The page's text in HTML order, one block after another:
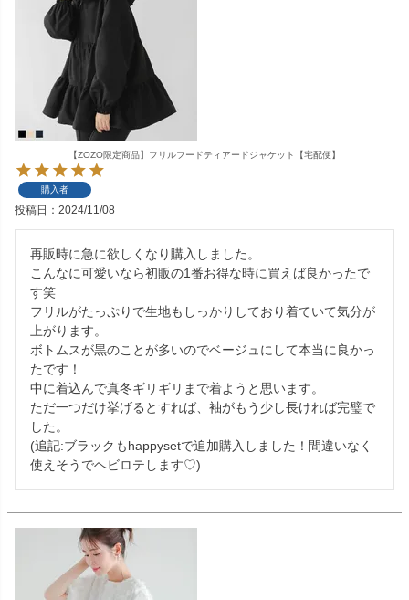
【ZOZO限定商品】フリルフードティアードジャケット【宅配便】
購入者
投稿日 2024/11/08
再販時に急に欲しくなり購入しました。
こんなに可愛いなら初販の1番お得な時に買えば良かったで
す笑
フリルがたっぷりで生地もしっかりしており着ていて気分が
上がります。
ボトムスが黒のことが多いのでベージュにして本当に良かっ
たです！
中に着込んで真冬ギリギリまで着ようと思います。
ただ一つだけ挙げるとすれば、袖がもう少し長ければ完璧で
した。
(追記:ブラックもhappysetで追加購入しました！間違いなく
使えそうでヘビロテします♡)